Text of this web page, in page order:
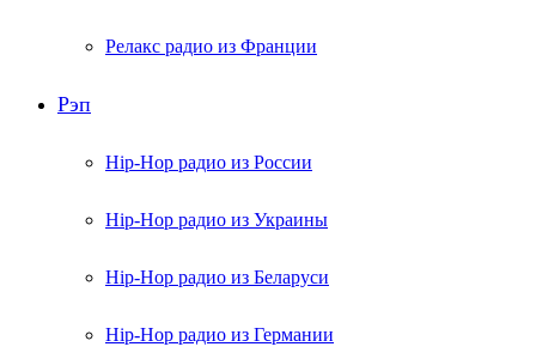
Релакс радио из Франции
Рэп
Hip-Hop радио из России
Hip-Hop радио из Украины
Hip-Hop радио из Беларуси
Hip-Hop радио из Германии